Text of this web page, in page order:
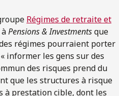
Régimes de retraite et
Pensions & Investmentsque
régimes pourraient porter
informer les gens sur des
des risques prend du
que les structures à risque
à prestation cible, dont les